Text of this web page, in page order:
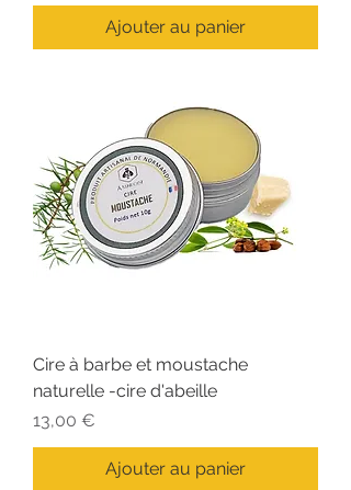
Ajouter au panier
Cire à barbe et moustache
naturelle -cire d'abeille
Prix
13,00 €
Ajouter au panier